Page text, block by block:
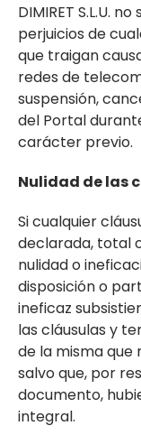
DIMIRET S.L.U.
perjuicios de
que traigan
redes de
suspensión,
del Portal
carácter previo.
Nulidad de las
Si cualquier
declarada, total
nulidad o
disposición o
ineficaz
las cláusulas y
de la misma
salvo que, por
documento,
integral.